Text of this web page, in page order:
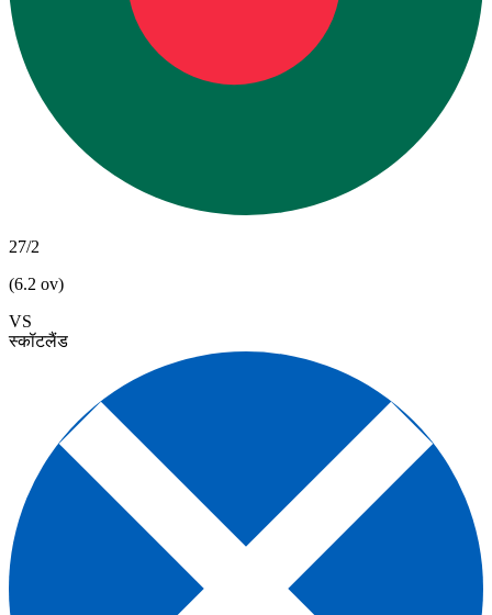
27/2
(6.2 ov)
VS
स्कॉटलैंड